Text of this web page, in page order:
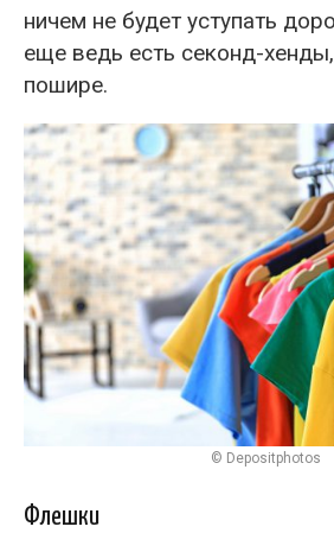
ничем не будет уступать
еще ведь есть секонд-
пошире.
© Depositphotos
Флешки